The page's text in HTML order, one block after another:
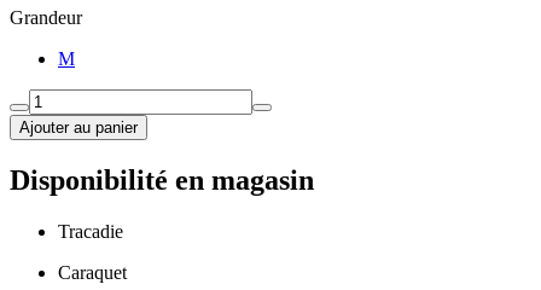
Grandeur
M
Ajouter au panier
Disponibilité en magasin
Tracadie
Caraquet